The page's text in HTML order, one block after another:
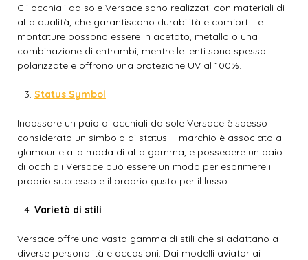
Gli occhiali da sole Versace sono realizzati con materiali di
alta qualità, che garantiscono durabilità e comfort. Le
montature possono essere in acetato, metallo o una
combinazione di entrambi, mentre le lenti sono spesso
polarizzate e offrono una protezione UV al 100%.
Status Symbol
Indossare un paio di occhiali da sole Versace è spesso
considerato un simbolo di status. Il marchio è associato al
glamour e alla moda di alta gamma, e possedere un paio
di occhiali Versace può essere un modo per esprimere il
proprio successo e il proprio gusto per il lusso.
Varietà di stili
Versace offre una vasta gamma di stili che si adattano a
diverse personalità e occasioni. Dai modelli aviator ai